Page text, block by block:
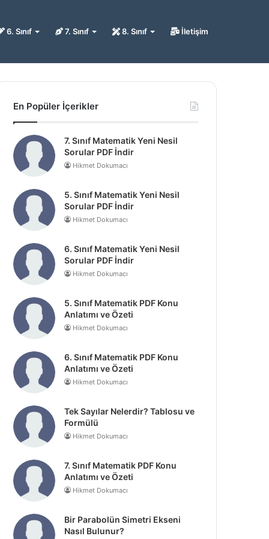
6. Sınıf 7. Sınıf 8. Sınıf İletişim
En Popüler İçerikler
7. Sınıf Matematik Yeni Nesil
Sorular PDF İndir
Hikmet Dokumacı
5. Sınıf Matematik Yeni Nesil
Sorular PDF İndir
Hikmet Dokumacı
6. Sınıf Matematik Yeni Nesil
Sorular PDF İndir
Hikmet Dokumacı
5. Sınıf Matematik PDF Konu
Anlatımı ve Özeti
Hikmet Dokumacı
6. Sınıf Matematik PDF Konu
Anlatımı ve Özeti
Hikmet Dokumacı
Tek Sayılar Nelerdir? Tablosu ve
Formülü
Hikmet Dokumacı
7. Sınıf Matematik PDF Konu
Anlatımı ve Özeti
Hikmet Dokumacı
Bir Parabolün Simetri Ekseni
Nasıl Bulunur?